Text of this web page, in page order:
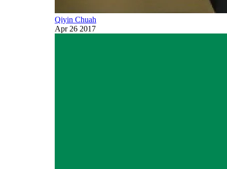
Qiyin Chuah
Apr 26 2017